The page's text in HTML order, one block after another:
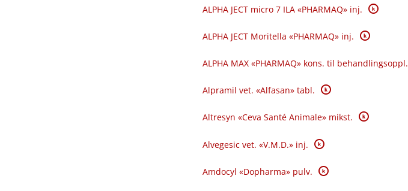
ALPHA JECT micro 7 ILA «PHARMAQ» inj. K
ALPHA JECT Moritella «PHARMAQ» inj. K
ALPHA MAX «PHARMAQ» kons. til behandlingsoppl.
Alpramil vet. «Alfasan» tabl. K
Altresyn «Ceva Santé Animale» mikst. K
Alvegesic vet. «V.M.D.» inj. K
Amdocyl «Dopharma» pulv. K